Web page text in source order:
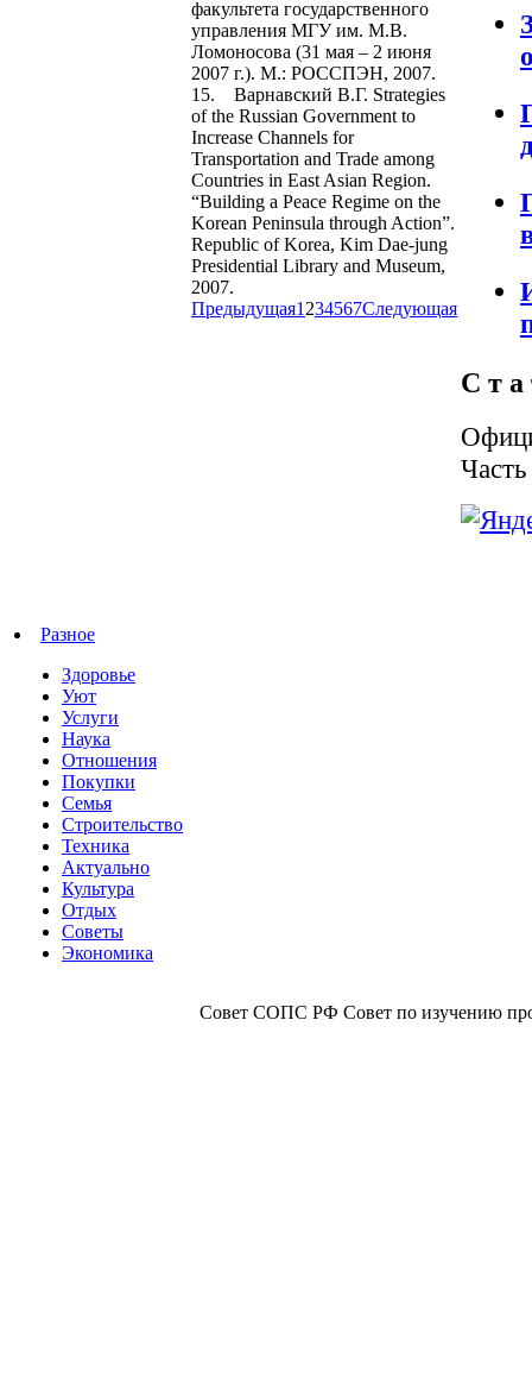
факультета государственного
управления МГУ им. М.В.
Ломоносова (31 мая – 2 июня
2007 г.). М.: РОССПЭН, 2007.
15. Варнавский В.Г. Strategies
of the Russian Government to
Increase Channels for
Transportation and Trade among
Countries in East Asian Region.
“Building a Peace Regime on the
Korean Peninsula through Action”.
Republic of Korea, Kim Dae-jung
Presidential Library and Museum,
2007.
Предыдущая1 234567Следующая
С т а
Разное
Здоровье
Уют
Услуги
Наука
Отношения
Покупки
Семья
Строительство
Техника
Актуально
Культура
Отдых
Советы
Экономика
Совет СОПС РФ Совет по изучению